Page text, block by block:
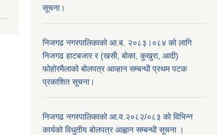
सूचना।
निजगढ नगरपालिकाको आ.ब. २०८३।०८४ को लागि
निजगढ हाटबजार र (खसी, बोका, कुखुरा, आदी)
फोहोरमैलाको बोलपत्र आव्हान सम्बन्धी प्रथम पटक
प्रकाशित सूचना।
निजगढ नगरपालिकाको आ.व.२०८२/०८३ को विभिन्न
कार्यको विधुतीय बोलपत्र आह्वान सम्बन्धी सूचना ।